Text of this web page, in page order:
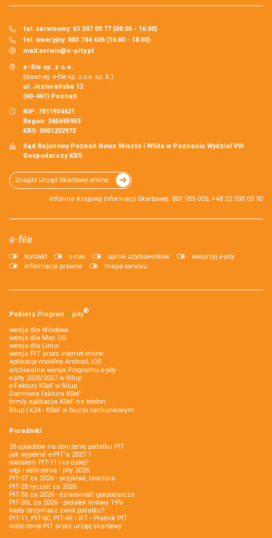
tel. serwisowy: 61 307 00 77 (08:00 - 16:00)
tel. awaryjny: 883 784 626 (16:00 - 18:00)
mail:serwis@e-pity.pl
e-file sp. z o.o.
(dawniej: e-file sp. z o.o. sp. k.)
ul. Jeziorańska 12
(60-461) Poznań
NIP: 7811934421
Regon: 365695953
KRS: 0001202973
Sąd Rejonowy Poznań Nowe Miasto i Wilda w Poznaniu Wydział VIII
Gospodarczy KRS.
Znajdź Urząd Skarbowy online
Infolinia Krajowej Informacji Skarbowej: 801 055 055, +48 22 330 03 30
e-file
kontakt o nas opinie użytkowników
wesprzyj e-pity
informacje prawne
mapa serwisu
Pobierz Program e‑pity®
wersja dla Windows
wersja dla Mac OS
wersja dla Linux
wersja PIT przez internet online
aplikacje mobilne Android, iOS
archiwalna wersja Programu e-pity
e-pity 2026/2027 w fillup
e‑Faktury KSeF w fillup
Darmowa faktura KSeF
firmly aplikacja KSeF na telefon
fillup | k24 - KSeF w biurze rachunkowym
Poradniki
26 sposobów na obniżenie podatku PIT
jak wypełnić e-PIT'a 2027 ?
dostałem PIT-11 i co dalej?
ulgi i odliczenia - pity 2026
PIT-37 za 2026 - przykład, broszura
PIT-28 ryczałt za 2026
PIT-36 za 2026 - działalność gospodarcza
PIT-36L za 2026 - podatek liniowy 19%
kiedy otrzymasz zwrot podatku?
PIT-11, PIT-8C, PIT-4R i IFT - Płatnik PIT
rozliczenie PIT przez urząd skarbowy